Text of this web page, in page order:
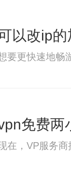
以改ip的
要更快速地畅
免费两
在，VP服务